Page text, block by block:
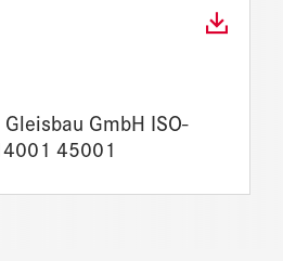
GmbH ISO-
45001